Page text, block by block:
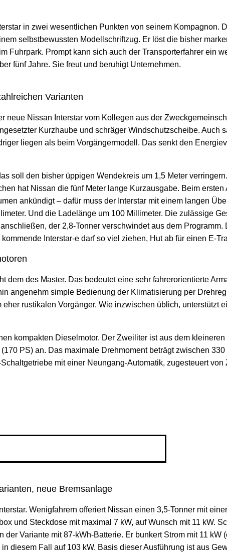
in zwei wesentlichen Punkten von seinem Kompagnon.
selbstbewussten Modellschriftzug. Er löst die bisher
Fuhrpark. Prompt kann sich auch der Transporterfahrer ein
fünf Jahre. Sie freut und beruhigt Unternehmen.
Varianten
neue Nissan Interstar vom Kollegen aus der
Kurzhaube und schräger Windschutzscheibe. Auch
liegen als beim Vorgängermodell. Das senkt den
soll den bisher üppigen Wendekreis um 1,5 Meter
hat Nissan die fünf Meter lange Kurzausgabe. Beim
ankündigt – dafür muss der Interstar mit einem langen
Und die Ladelänge um 100 Millimeter. Die zulässige
der 2,8-Tonner verschwindet aus dem
Interstar-e darf so viel ziehen, Hut ab für einen E-
dem des Master. Das bedeutet eine sehr fahrerorientierte
angenehm simple Bedienung der Klimatisierung per
rustikalen Vorgänger. Wie inzwischen üblich, unterstützt
kompakten Dieselmotor. Der Zweiliter ist aus dem
PS) an. Das maximale Drehmoment beträgt zwischen
mit einer Neungang-Automatik, zugesteuert
neue Bremsanlage
Wenigfahrern offeriert Nissan einen 3,5-Tonner mit
und Steckdose mit maximal 7 kW, auf Wunsch mit 11 kW.
der Variante mit 87-kWh-Batterie. Er bunkert Strom mit 11
diesem Fall auf 103 kW. Basis dieser Ausführung ist aus